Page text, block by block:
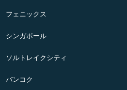
フェニックス
シンガポール
ソルトレイクシティ
バンコク